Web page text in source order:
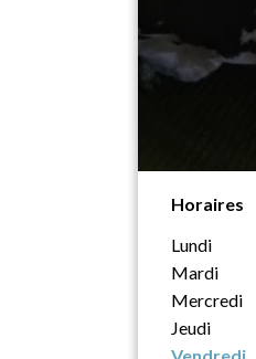
Horaires
Lundi
Mardi
Mercredi
Jeudi